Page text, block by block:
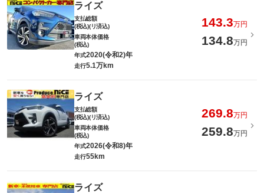
ライズ
支払総額
(税込)(リ済込)
143.3万円
車両本体価格
(税込)
134.8万円
年式2020(令和2)年
走行5.1万km
ライズ
支払総額
(税込)(リ済込)
269.8万円
車両本体価格
(税込)
259.8万円
年式2026(令和8)年
走行55km
ライズ